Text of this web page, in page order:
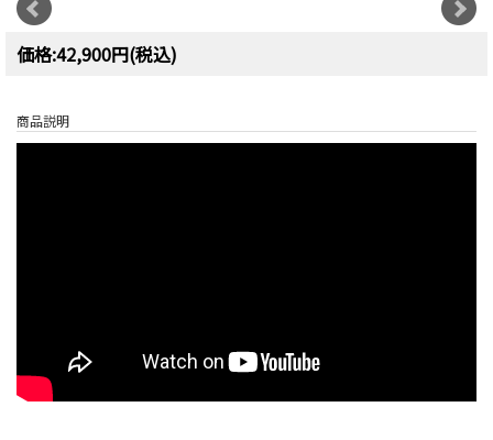
価格:42,900円(税込)
商品説明